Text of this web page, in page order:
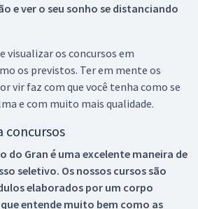
e ver o seu sonho se distanciando
visualizar os concursos em
os previstos. Ter em mente os
vir faz com que você tenha como se
e com muito mais qualidade.
concursos
do Gran é uma excelente maneira de
seletivo. Os nossos cursos são
elaborados por um corpo
entende muito bem como as